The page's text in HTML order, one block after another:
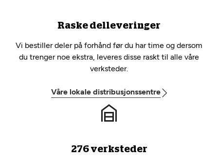
Raske delleveringer
Vi bestiller deler på forhånd før du har time og dersom
du trenger noe ekstra, leveres disse raskt til alle våre
verksteder.
Våre lokale distribusjonssentre
276 verksteder